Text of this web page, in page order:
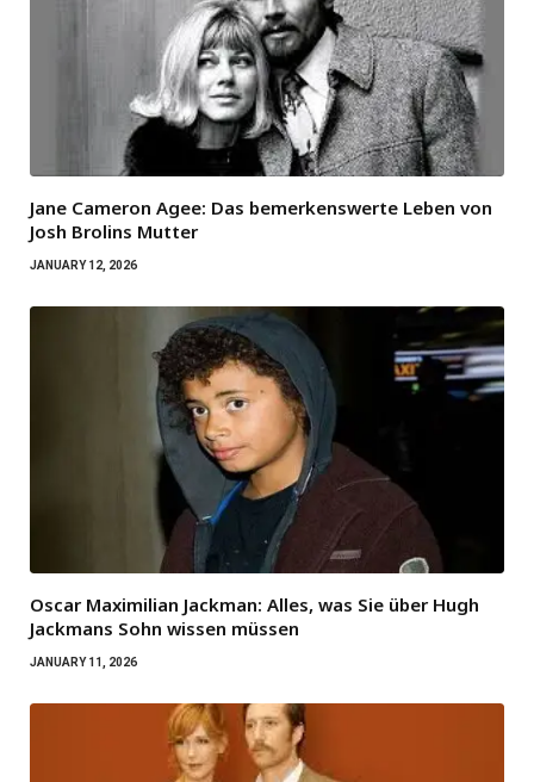
Jane Cameron Agee: Das bemerkenswerte Leben von
Josh Brolins Mutter
JANUARY 12, 2026
Oscar Maximilian Jackman: Alles, was Sie über Hugh
Jackmans Sohn wissen müssen
JANUARY 11, 2026